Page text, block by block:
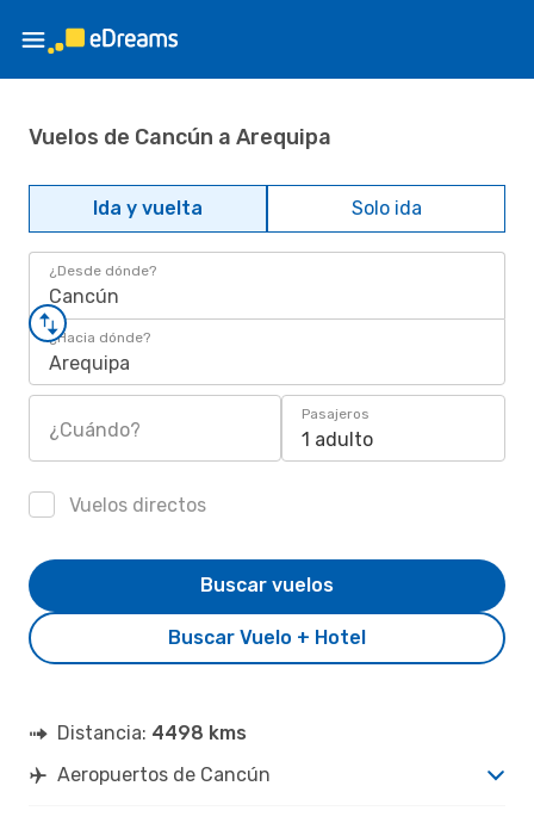
Vuelos de Cancún a Arequipa
Ida y vuelta Solo ida
¿Desde dónde?
Cancún
¿Hacia dónde?
Arequipa
¿Cuándo?
Pasajeros
1 adulto
Vuelos directos
Buscar Vuelo + Hotel
Buscar vuelos
Distancia: 4498 kms
Aeropuertos de Cancún